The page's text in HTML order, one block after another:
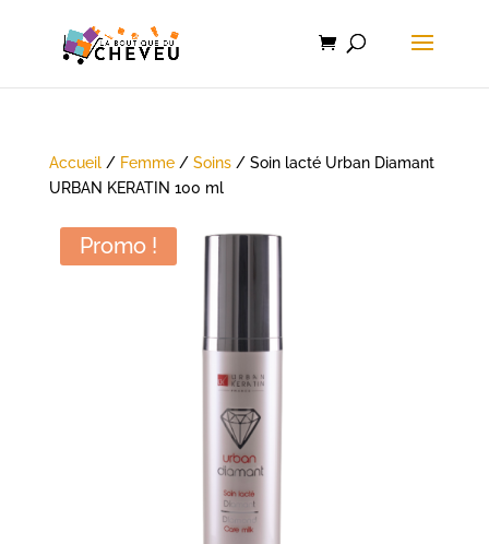
Accueil/ Femme/ Soins/ Soin lacté Urban Diamant
URBAN KERATIN 100 ml
Promo !